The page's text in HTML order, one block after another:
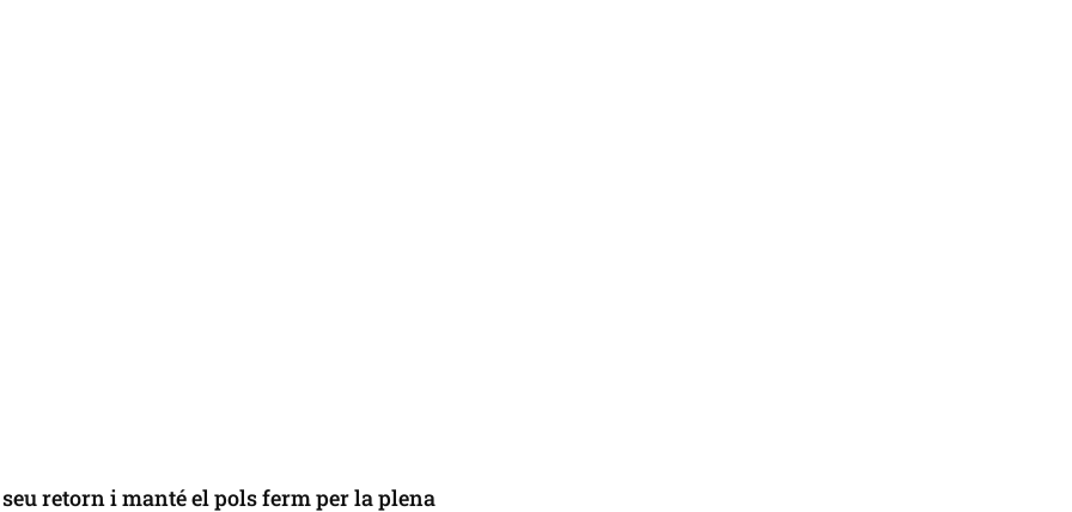
retorn i manté el pols ferm per la plena